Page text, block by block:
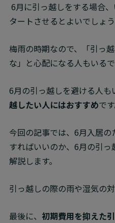
6月に引っ越しをする場合
タートさせるとよいでしょう
梅雨の時期なので、「引っ
な」と心配になる人もいるで
6月の引っ越しを避ける人も
越したい人にはおすすめです
今回の記事では、6月入居
すればいいのか、6月の引
解説します。
引っ越しの際の雨や湿気の
最後に、 初期費用を抑えた